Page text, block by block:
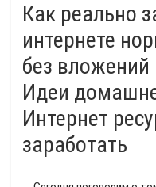
Как реально
интернете
без
Идеи
Интернет
заработать